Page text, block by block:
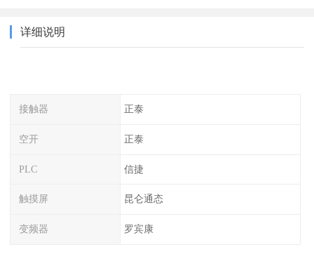
详细说明
接触器 正泰
空开 正泰
PLC 信捷
触摸屏 昆仑通态
变频器 罗宾康